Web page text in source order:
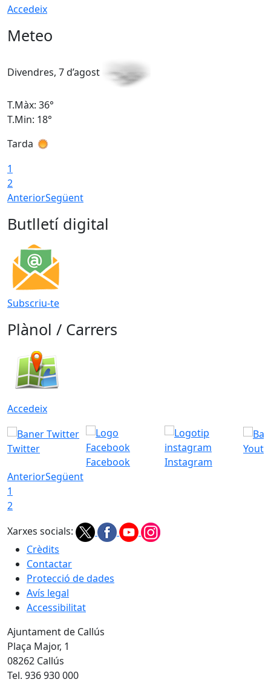
Accedeix
Meteo
Divendres, 7 d’agost
T.Màx: 36°
T.Min: 18°
Tarda
1
2
AnteriorSegüent
Butlletí digital
Subscriu-te
Plànol / Carrers
Accedeix
Twitter
Facebook
Instagram
AnteriorSegüent
1
2
Xarxes socials:
Crèdits
Contactar
Protecció de dades
Avís legal
Accessibilitat
Ajuntament de Callús
Plaça Major, 1
08262 Callús
Tel. 936 930 000